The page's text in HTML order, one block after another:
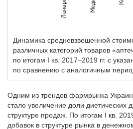
Динамика средневзвешенной
различных категорий товаров
по итогам I кв. 2017–2019 гг. с
по сравнению с аналогичным
Одним из трендов фармрынка
стало увеличение доли диетических
структуре продаж. По итогам I кв.
добавок в структуре рынка в